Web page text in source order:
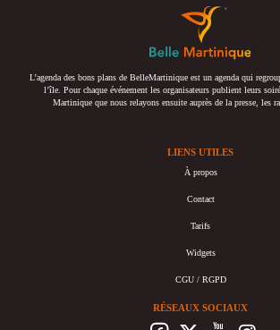
L’agenda des bons plans de BelleMartinique est un agenda qui
l’île. Pour chaque événement les organisateurs publient leurs
Martinique que nous relayons ensuite auprès de la presse, les
LIENS UTILES
À propos
Contact
Tarifs
Widgets
CGU / RGPD
RÉSEAUX SOCIAUX